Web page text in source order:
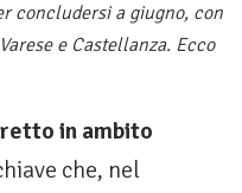
concludersi a giugno, con
e Castellanza. Ecco
in ambito
che, nel